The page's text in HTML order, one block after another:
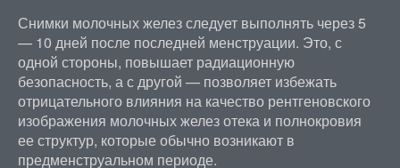
Снимки молочных желез следует выполнять через 5
— 10 дней после последней менструации. Это, с
одной стороны, повышает радиационную
безопасность, а с другой — позволяет избежать
отрицательного влияния на качество рентгеновского
изображения молочных желез отека и полнокровия
ее структур, которые обычно возникают в
предменструальном периоде.